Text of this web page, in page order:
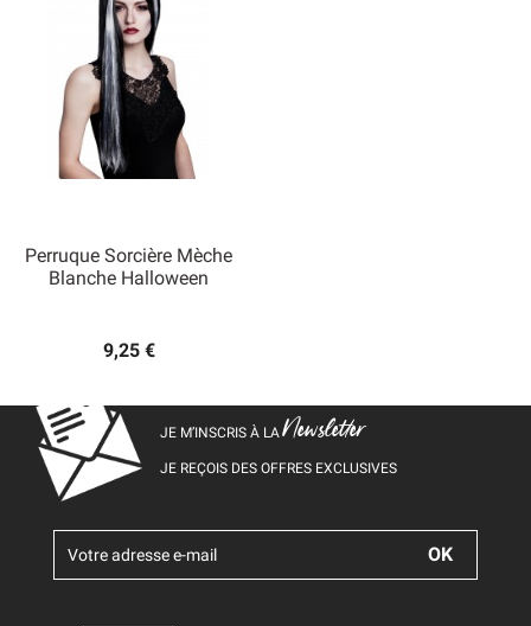
Perruque Sorcière Mèche
Blanche Halloween
9,25 €
JE M’INSCRIS À LANewsletter
JE REÇOIS DES OFFRES EXCLUSIVES